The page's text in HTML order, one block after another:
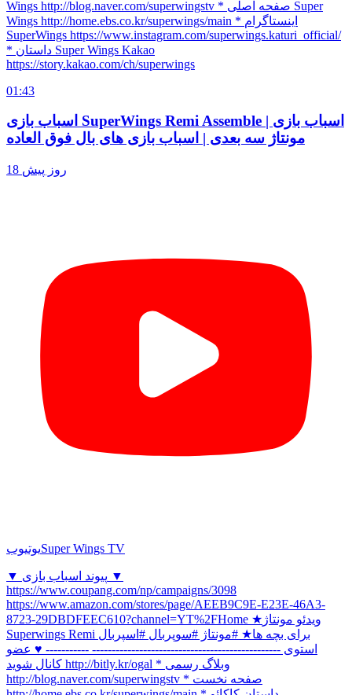
Wings http://blog.naver.com/superwingstv * صفحه اصلی Super
Wings http://home.ebs.co.kr/superwings/main * اینستاگرام
SuperWings https://www.instagram.com/superwings.katuri_official/
* داستان Super Wings Kakao
https://story.kakao.com/ch/superwings
01:43
اسباب بازی SuperWings Remi Assemble | اسباب بازی
مونتاژ سه بعدی | اسباب بازی های بال فوق العاده
18 روز پیش
یوتیوبSuper Wings TV
▼ پیوند اسباب بازی ▼
https://www.coupang.com/np/campaigns/3098
https://www.amazon.com/stores/page/AEEB9C9E-E23E-46A3-
8723-29DBDFEEC610?channel=YT%2FHome ★ویدئو مونتاژ
Superwings Remi برای بچه ها★ #مونتاژ #سوپربال #اسپربال
استوی ------------------------------------------------ ----------- ♥ عضو
کانال شوید http://bitly.kr/ogal * وبلاگ رسمی
http://blog.naver.com/superwingstv * صفحه نخست